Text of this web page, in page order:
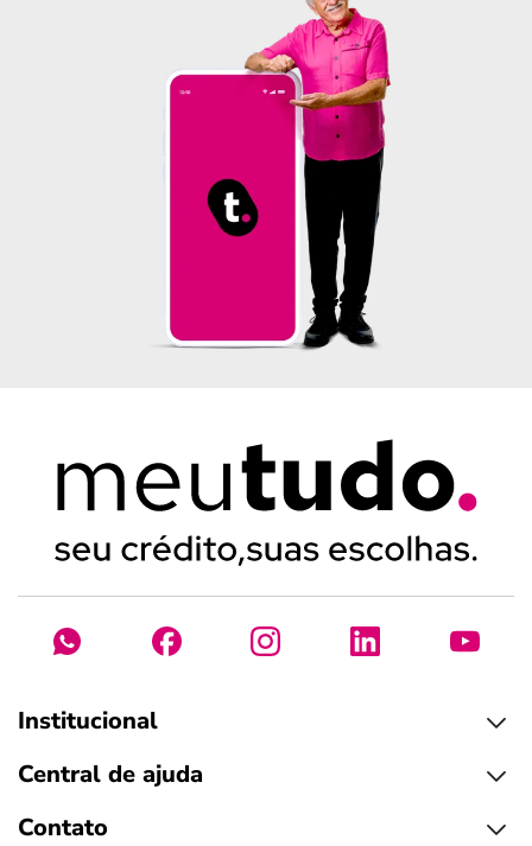
Institucional
Central de ajuda
Contato